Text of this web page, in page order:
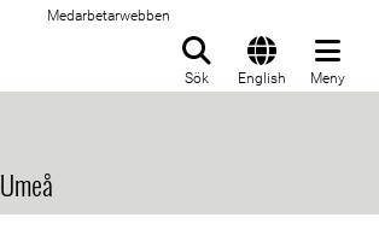
Medarbetarwebben
Sök English Meny
Umeå